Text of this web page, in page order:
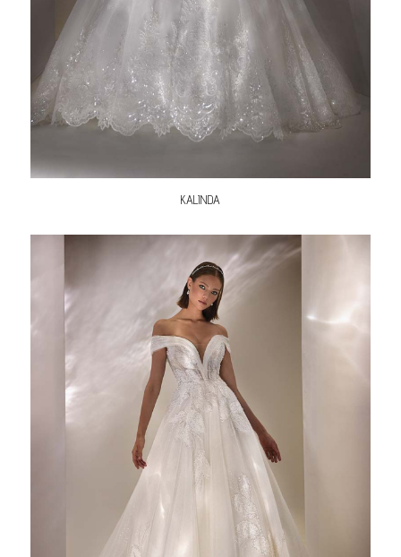
KALINDA